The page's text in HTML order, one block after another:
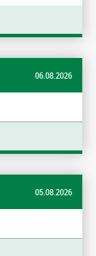
06.08.2026
05.08.2026